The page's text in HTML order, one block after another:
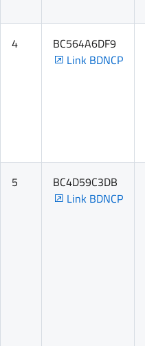
4
BC564A6DF9
Link BDNCP
5
BC4D59C3DB
Link BDNCP